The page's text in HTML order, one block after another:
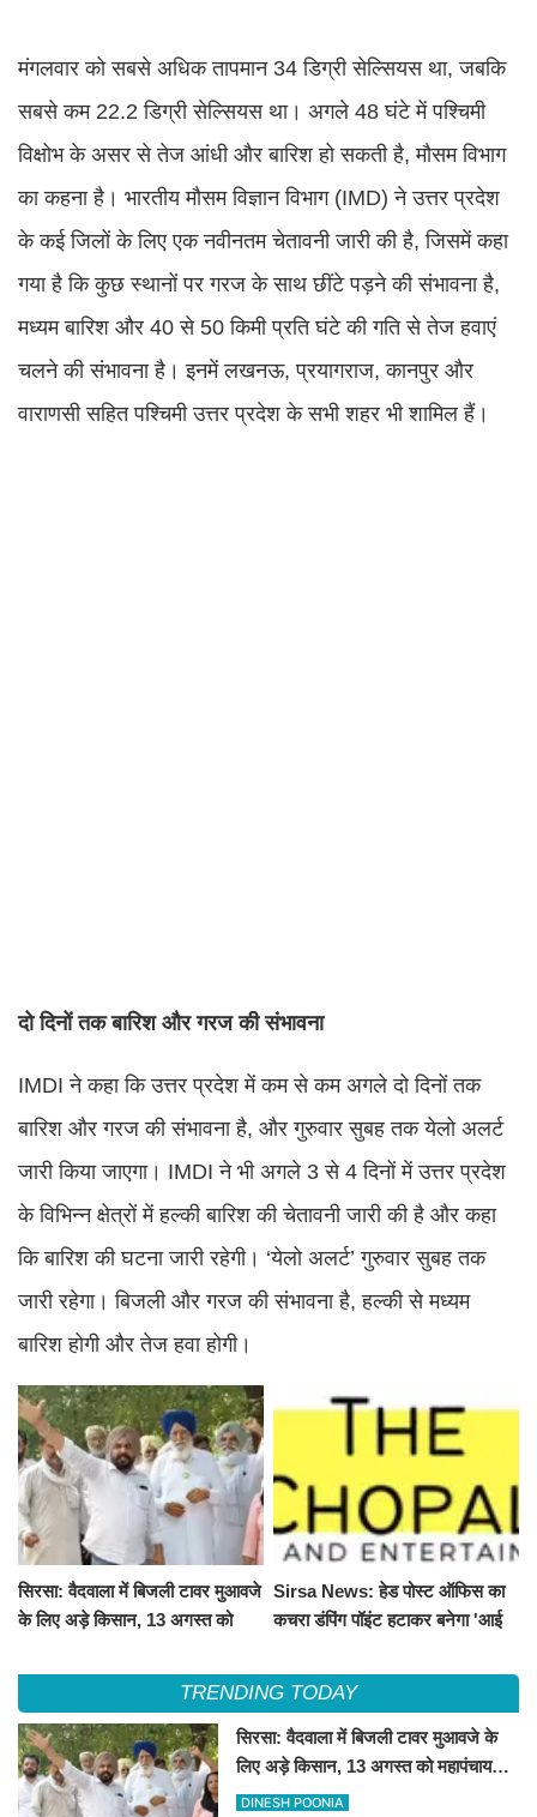
मंगलवार को सबसे अधिक तापमान 34 डिग्री सेल्सियस था, जबकि
सबसे कम 22.2 डिग्री सेल्सियस था। अगले 48 घंटे में पश्चिमी
विक्षोभ के असर से तेज आंधी और बारिश हो सकती है, मौसम विभाग
का कहना है। भारतीय मौसम विज्ञान विभाग (IMD) ने उत्तर प्रदेश
के कई जिलों के लिए एक नवीनतम चेतावनी जारी की है, जिसमें कहा
गया है कि कुछ स्थानों पर गरज के साथ छींटे पड़ने की संभावना है,
मध्यम बारिश और 40 से 50 किमी प्रति घंटे की गति से तेज हवाएं
चलने की संभावना है। इनमें लखनऊ, प्रयागराज, कानपुर और
वाराणसी सहित पश्चिमी उत्तर प्रदेश के सभी शहर भी शामिल हैं।
दो दिनों तक बारिश और गरज की संभावना
IMDI ने कहा कि उत्तर प्रदेश में कम से कम अगले दो दिनों तक
बारिश और गरज की संभावना है, और गुरुवार सुबह तक येलो अलर्ट
जारी किया जाएगा। IMDI ने भी अगले 3 से 4 दिनों में उत्तर प्रदेश
के विभिन्न क्षेत्रों में हल्की बारिश की चेतावनी जारी की है और कहा
कि बारिश की घटना जारी रहेगी। ‘येलो अलर्ट’ गुरुवार सुबह तक
जारी रहेगा। बिजली और गरज की संभावना है, हल्की से मध्यम
बारिश होगी और तेज हवा होगी।
सिरसा: वैदवाला में बिजली टावर मुआवजे
के लिए अड़े किसान, 13 अगस्त को
Sirsa News: हेड पोस्ट ऑफिस का
कचरा डंपिंग पॉइंट हटाकर बनेगा 'आई
TRENDING TODAY
सिरसा: वैदवाला में बिजली टावर मुआवजे के
लिए अड़े किसान, 13 अगस्त को महापंचायत
का ऐलान
DINESH POONIA